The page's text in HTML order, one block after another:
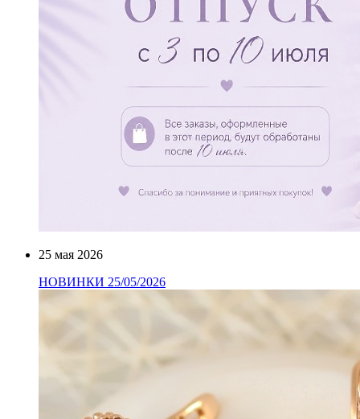
25 мая 2026
НОВИНКИ 25/05/2026